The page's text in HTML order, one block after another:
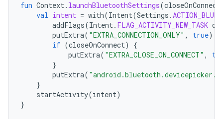
fun Context. launchBluetoothSettings(closeOnConnect
val intent = with(Intent(Settings .
addFlags(Intent. FLAG_ACTIVITY_NEW_TASK or
putExtra( "EXTRA_CONNECTION_ONLY" , true)
if (closeOnConnect)
{
putExtra( "EXTRA_CLOSE_ON_CONNECT" ,
}
putExtra(
}
startActivity(intent)
}